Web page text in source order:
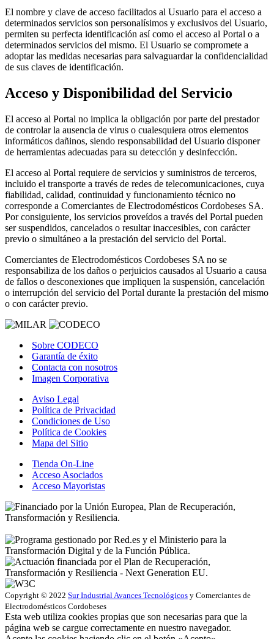
El nombre y clave de acceso facilitados al Usuario para el acceso a
determinados servicios son personalísimos y exclusivos del Usuario,
permiten su perfecta identificación así como el acceso al Portal o a
determinados servicios del mismo. El Usuario se compromete a
adoptar las medidas necesarias para salvaguardar la confidencialidad
de sus claves de identificación.
Acceso y Disponibilidad del Servicio
El acceso al Portal no implica la obligación por parte del prestador
de controlar la ausencia de virus o cualesquiera otros elementos
informáticos dañinos, siendo responsabilidad del Usuario disponer
de herramientas adecuadas para su detección y desinfección.
El acceso al Portal requiere de servicios y suministros de terceros,
incluido el transporte a través de redes de telecomunicaciones, cuya
fiabilidad, calidad, continuidad y funcionamiento técnico no
corresponde a Comerciantes de Electrodomésticos Cordobeses SA.
Por consiguiente, los servicios proveídos a través del Portal pueden
ser suspendidos, cancelados o resultar inaccesibles, con carácter
previo o simultáneo a la prestación del servicio del Portal.
Comerciantes de Electrodomésticos Cordobeses SA no se
responsabiliza de los daños o perjuicios causados al Usuario a causa
de fallos o desconexiones que impliquen la suspensión, cancelación
o interrupción del servicio del Portal durante la prestación del mismo
o con carácter previo.
Sobre CODECO
Garantía de éxito
Contacta con nosotros
Imagen Corporativa
Aviso Legal
Política de Privacidad
Condiciones de Uso
Política de Cookies
Mapa del Sitio
Tienda On-Line
Acceso Asociados
Acceso Mayoristas
Copyright © 2022 Sur Industrial Avances Tecnológicos y Comerciantes de
Electrodomésticos Cordobeses
Esta web utiliza cookies propias que son necesarias para que la
página web se cargue correctamente en nuestro navegador.